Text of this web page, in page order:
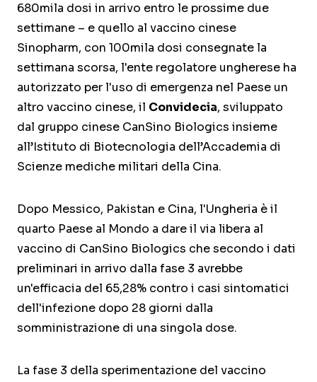
680mila dosi in arrivo entro le prossime due
settimane – e quello al vaccino cinese
Sinopharm, con 100mila dosi consegnate la
settimana scorsa, l'ente regolatore ungherese ha
autorizzato per l'uso di emergenza nel Paese un
altro vaccino cinese, il Convidecia, sviluppato
dal gruppo cinese CanSino Biologics insieme
all’Istituto di Biotecnologia dell’Accademia di
Scienze mediche militari della Cina.
Dopo Messico, Pakistan e Cina, l'Ungheria è il
quarto Paese al Mondo a dare il via libera al
vaccino di CanSino Biologics che secondo i dati
preliminari in arrivo dalla fase 3 avrebbe
un'efficacia del 65,28% contro i casi sintomatici
dell'infezione dopo 28 giorni dalla
somministrazione di una singola dose.
La fase 3 della sperimentazione del vaccino